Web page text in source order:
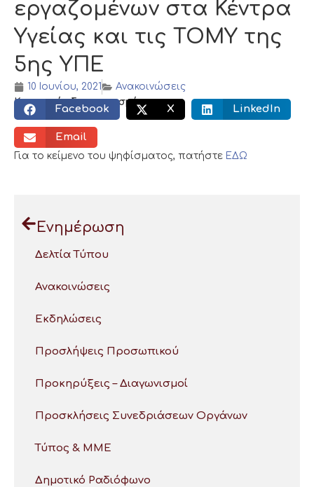
εργαζομένων στα Κέντρα
Υγείας και τις ΤΟΜΥ της
5ης ΥΠΕ
10 Ιουνίου, 2021
Ανακοινώσεις
Κοινωνικός διαμοιρασμός:
Facebook X LinkedIn
Email
Για το κείμενο του ψηφίσματος, πατήστε ΕΔΩ
Ενημέρωση
Δελτία Τύπου
Ανακοινώσεις
Εκδηλώσεις
Προσλήψεις Προσωπικού
Προκηρύξεις – Διαγωνισμοί
Προσκλήσεις Συνεδριάσεων Οργάνων
Τύπος & ΜΜΕ
Δημοτικό Ραδιόφωνο